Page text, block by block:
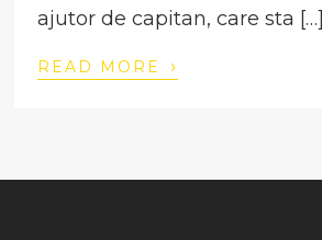
ajutor de capitan, care sta […]
READ MORE ›